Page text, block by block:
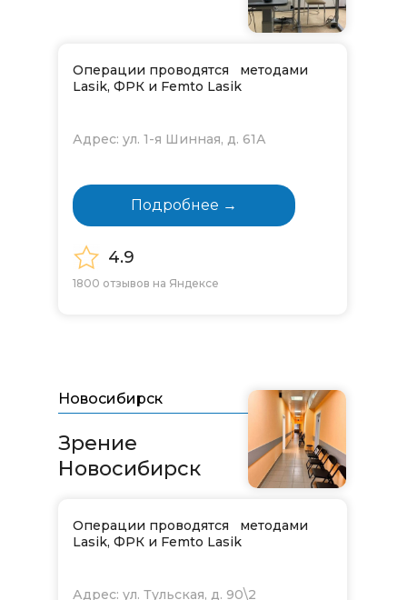
Операции проводятся методами
Lasik, ФРК и Femto Lasik
Подробнее →
Адрес: ул. 1-я Шинная, д. 61А
4.9
1800 отзывов на Яндексе
Новосибирск
Зрение
Новосибирск
Операции проводятся методами
Lasik, ФРК и Femto Lasik
Адрес: ул. Тульская, д. 90\2